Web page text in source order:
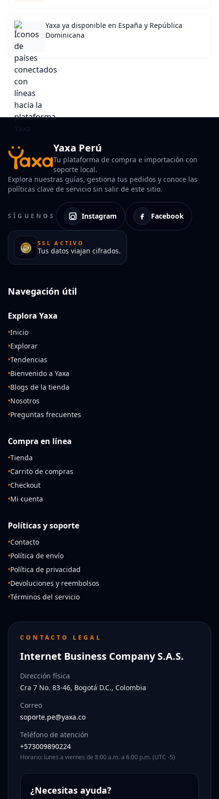
Yaxa ya disponible en España y República
Dominicana
Yaxa Perú
Tu plataforma de compra e importación con
soporte local.
Explora nuestras guías, gestiona tus pedidos y conoce las
políticas clave de servicio sin salir de este sitio.
SÍGUENOS Instagram Facebook
SSL ACTIVO
Tus datos viajan cifrados.
Navegación útil
Explora Yaxa
•Inicio
•Explorar
•Tendencias
•Bienvenido a Yaxa
•Blogs de la tienda
•Nosotros
•Preguntas frecuentes
Compra en línea
•Tienda
•Carrito de compras
•Checkout
•Mi cuenta
Políticas y soporte
•Contacto
•Política de envío
•Política de privacidad
•Devoluciones y reembolsos
•Términos del servicio
CONTACTO LEGAL
Internet Business Company S.A.S.
Dirección física
Cra 7 No. 83-46, Bogotá D.C., Colombia
Correo
soporte.pe@yaxa.co
Teléfono de atención
+573009890224
Horario: lunes a viernes de 8:00 a.m. a 6:00 p.m. (UTC -5)
¿Necesitas ayuda?